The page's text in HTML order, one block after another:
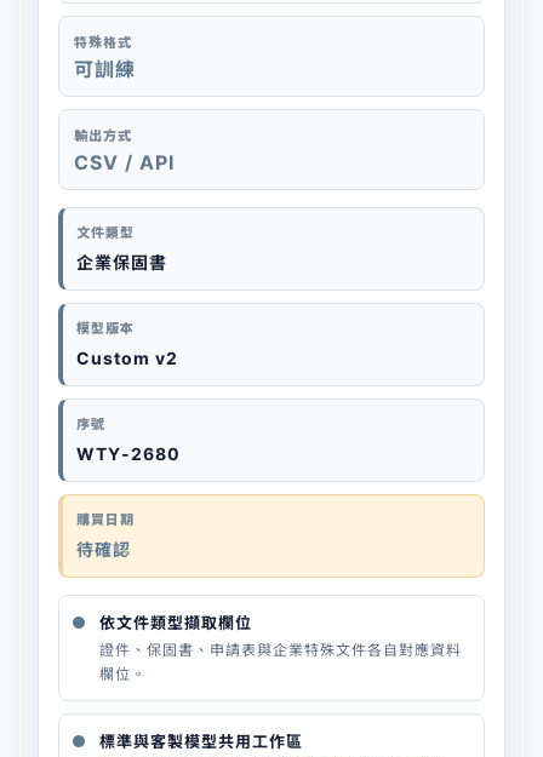
特殊格式
可訓練
輸出方式
CSV / API
文件類型
企業保固書
模型版本
Custom v2
序號
WTY-2680
購買日期
待確認
依文件類型擷取欄位
證件、保固書、申請表與企業特殊文件各自對應資料
欄位。
標準與客製模型共用工作區